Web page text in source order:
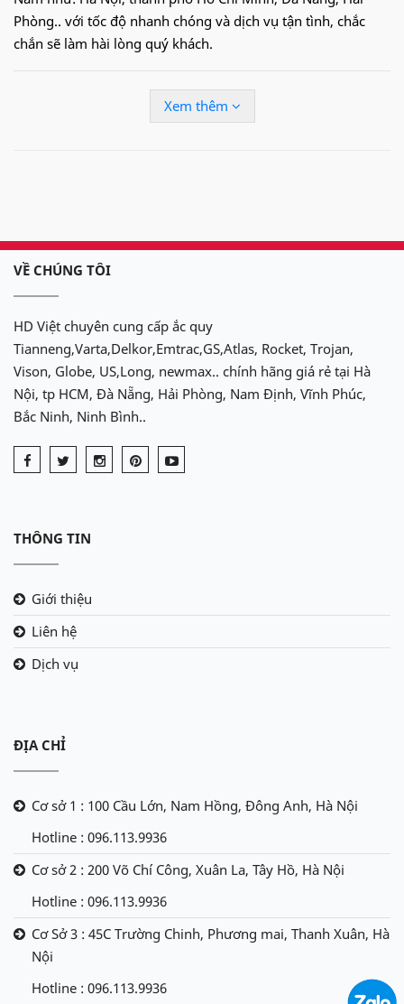
Phòng.. với tốc độ nhanh chóng và dịch vụ tận tình, chắc
chắn sẽ làm hài lòng quý khách.
09.68.68.30.97để được hỗ trợ nhanh
cho xeLincoln
Xem thêm
VỀ CHÚNG TÔI
HD Việt chuyên cung cấp ắc quy
Tianneng,Varta,Delkor,Emtrac,GS,Atlas, Rocket, Trojan,
Vison, Globe, US,Long, newmax.. chính hãng giá rẻ tại Hà
Nội, tp HCM, Đà Nẵng, Hải Phòng, Nam Định, Vĩnh Phúc,
Bắc Ninh, Ninh Bình..
THÔNG TIN
Giới thiệu
Liên hệ
Dịch vụ
ĐỊA CHỈ
Cơ sở 1 : 100 Cầu Lớn, Nam Hồng, Đông Anh, Hà Nội
Hotline : 096.113.9936
Cơ sở 2 : 200 Võ Chí Công, Xuân La, Tây Hồ, Hà Nội
Hotline : 096.113.9936
Cơ Sở 3 : 45C Trường Chinh, Phương mai, Thanh Xuân, Hà
Nội
Hotline : 096.113.9936